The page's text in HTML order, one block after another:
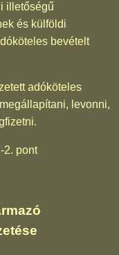
illetőségű
és külföldi
bevételt
adóköteles
levonni,
2. pont